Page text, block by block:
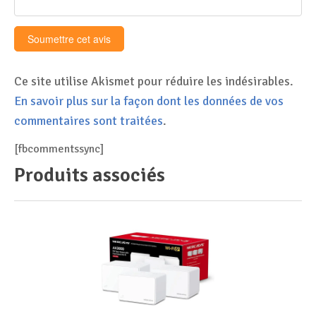
Ce site utilise Akismet pour réduire les indésirables.
En savoir plus sur la façon dont les données de vos
commentaires sont traitées.
[fbcommentssync]
Produits associés